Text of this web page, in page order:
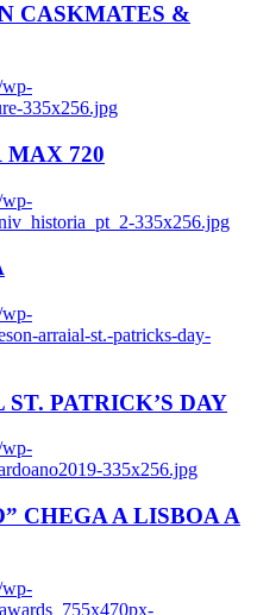
CASKMATES &
wp-
335x256.jpg
720
wp-
335x256.jpg
wp-
arraial-st.-patricks-day-
PATRICK’S DAY
wp-
335x256.jpg
CHEGA A LISBOA A
wp-